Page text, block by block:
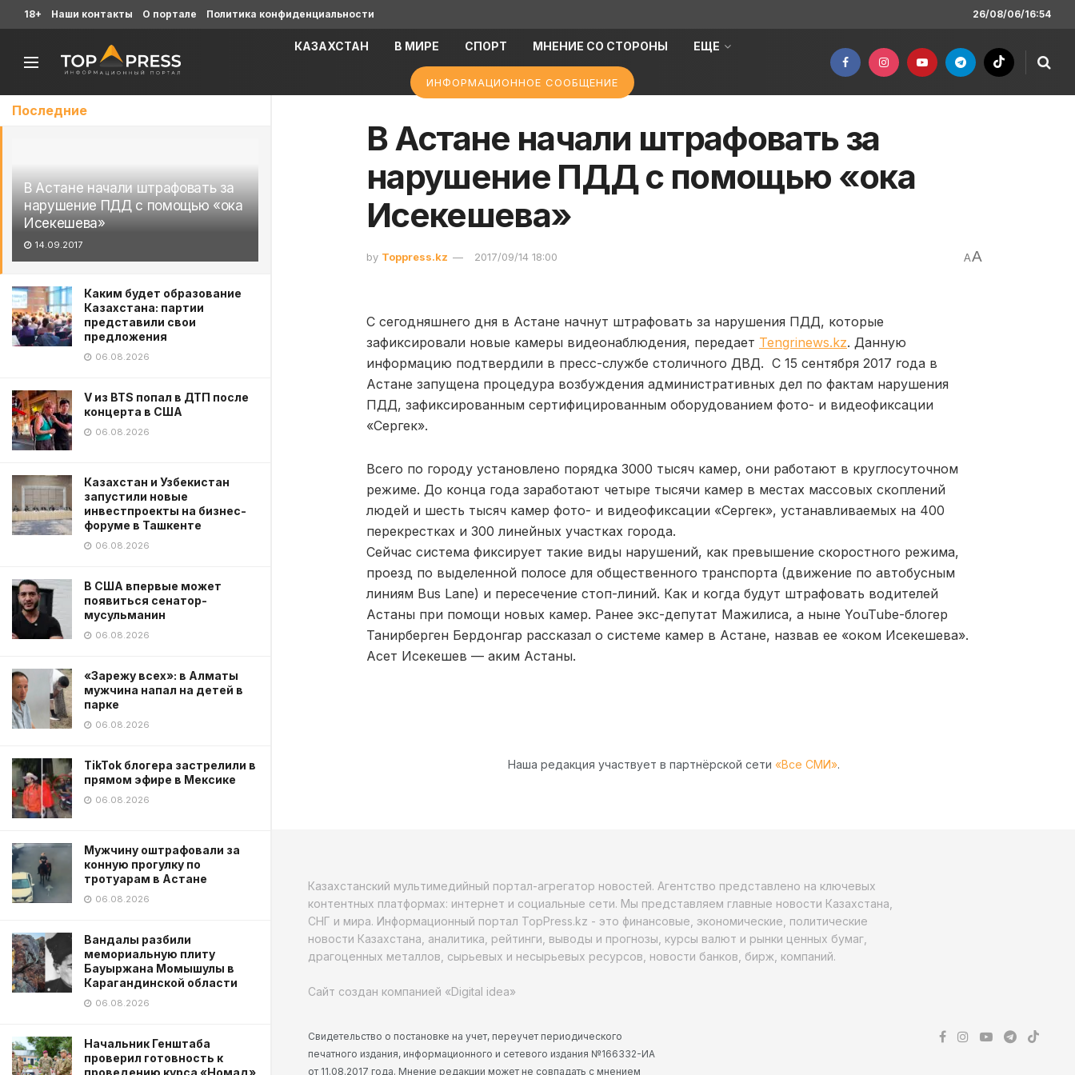
Последние
В Астане начали штрафовать за
нарушение ПДД с помощью «ока
Исекешева»
14.09.2017
Каким будет образование
Казахстана: партии
представили свои
предложения
06.08.2026
V из BTS попал в ДТП после
концерта в США
06.08.2026
Казахстан и Узбекистан
запустили новые
инвестпроекты на бизнес-
форуме в Ташкенте
06.08.2026
В США впервые может
появиться сенатор-
мусульманин
06.08.2026
«Зарежу всех»: в Алматы
мужчина напал на детей в
парке
06.08.2026
TikTok блогера застрелили в
прямом эфире в Мексике
06.08.2026
Мужчину оштрафовали за
конную прогулку по
тротуарам в Астане
06.08.2026
Вандалы разбили
мемориальную плиту
Бауыржана Момышулы в
Карагандинской области
06.08.2026
Начальник Генштаба
проверил готовность к
проведению курса «Номад»
18+ Наши контакты О портале Политика конфиденциальности 26/08/06/16:54
КАЗАХСТАН В МИРЕ СПОРТ МНЕНИЕ СО СТОРОНЫ ЕЩЕ
ИНФОРМАЦИОННОЕ СООБЩЕНИЕ
В Астане начали штрафовать за
нарушение ПДД с помощью «ока
Исекешева»
by Toppress.kz 2017/09/14 18:00 AA
С сегодняшнего дня в Астане начнут штрафовать за нарушения ПДД, которые
зафиксировали новые камеры видеонаблюдения, передает Tengrinews.kz. Данную
информацию подтвердили в пресс-службе столичного ДВД. С 15 сентября 2017 года в
Астане запущена процедура возбуждения административных дел по фактам нарушения
ПДД, зафиксированным сертифицированным оборудованием фото- и видеофиксации
«Сергек».
Всего по городу установлено порядка 3000 тысяч камер, они работают в круглосуточном
режиме. До конца года заработают четыре тысячи камер в местах массовых скоплений
людей и шесть тысяч камер фото- и видеофиксации «Сергек», устанавливаемых на 400
перекрестках и 300 линейных участках города.
Сейчас система фиксирует такие виды нарушений, как превышение скоростного режима,
проезд по выделенной полосе для общественного транспорта (движение по автобусным
линиям Bus Lane) и пересечение стоп-линий. Как и когда будут штрафовать водителей
Астаны при помощи новых камер. Ранее экс-депутат Мажилиса, а ныне YouTube-блогер
Танирберген Бердонгар рассказал о системе камер в Астане, назвав ее «оком Исекешева».
Асет Исекешев — аким Астаны.
Наша редакция участвует в партнёрской сети «Все СМИ».
Казахстанский мультимедийный портал-агрегатор новостей. Агентство представлено на ключевых
контентных платформах: интернет и социальные сети. Мы представляем главные новости Казахстана,
СНГ и мира. Информационный портал TopPress.kz - это финансовые, экономические, политические
новости Казахстана, аналитика, рейтинги, выводы и прогнозы, курсы валют и рынки ценных бумаг,
драгоценных металлов, сырьевых и несырьевых ресурсов, новости банков, бирж, компаний.
Сайт создан компанией «Digital idea»
Свидетельство о постановке на учет, переучет периодического
печатного издания, информационного и сетевого издания №166332-ИА
от 11.08.2017 года. Мнение редакции может не совпадать с мнением